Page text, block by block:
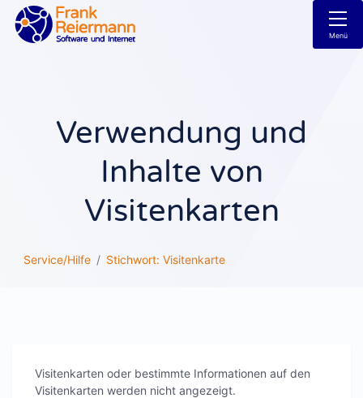
Menü
Verwendung und
Inhalte von
Visitenkarten
Service/Hilfe Stichwort: Visitenkarte
Visitenkarten oder bestimmte Informationen auf den
Visitenkarten werden nicht angezeigt.